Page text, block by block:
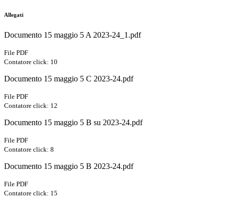
Allegati
Documento 15 maggio 5 A 2023-24_1.pdf
File PDF
Contatore click: 10
Documento 15 maggio 5 C 2023-24.pdf
File PDF
Contatore click: 12
Documento 15 maggio 5 B su 2023-24.pdf
File PDF
Contatore click: 8
Documento 15 maggio 5 B 2023-24.pdf
File PDF
Contatore click: 15